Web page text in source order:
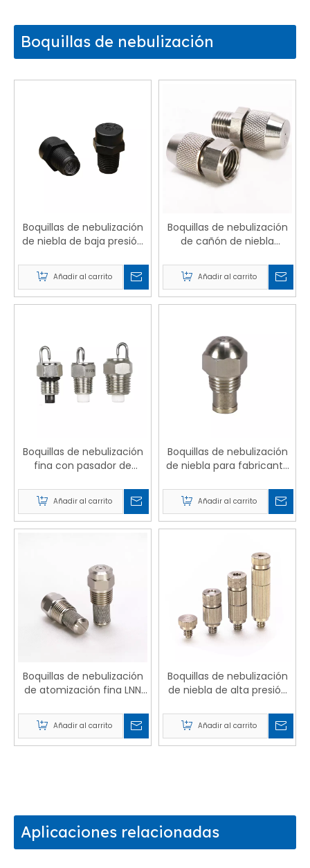
Boquillas de nebulización
Boquillas de nebulización
de niebla de baja presión
Añadir al carrito
Boquillas de nebulización
de cañón de niebla
Añadir al carrito
Boquillas de nebulización
fina con pasador de
Añadir al carrito
Boquillas de nebulización
de niebla para fabricante
baja presión
Añadir al carrito
Boquillas de nebulización
de atomización fina LNN
Añadir al carrito
Boquillas de nebulización
de niebla de alta presión
Añadir al carrito
Aplicaciones relacionadas